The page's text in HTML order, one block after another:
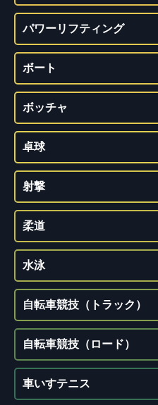
パワーリフティング
ボート
ボッチャ
卓球
射撃
柔道
水泳
自転車競技（トラック）
自転車競技（ロード）
車いすテニス